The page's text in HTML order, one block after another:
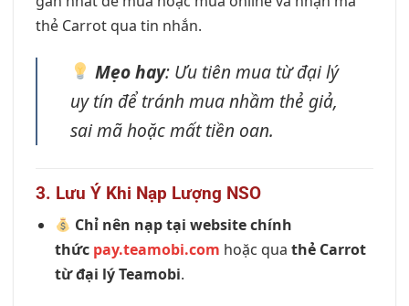
thẻ Carrot qua tin nhắn.
Mẹo hay: Ưu tiên mua từ đại lý
uy tín để tránh mua nhầm thẻ giả,
sai mã hoặc mất tiền oan.
3. Lưu Ý Khi Nạp Lượng NSO
Chỉ nên nạp tại website chính
thức pay.teamobi.com hoặc qua thẻ Carrot
từ đại lý Teamobi.